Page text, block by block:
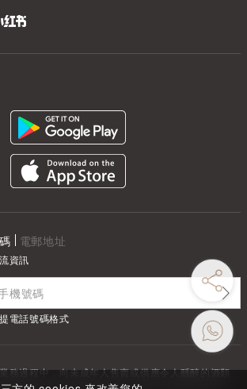
電郵地址
資訊
電話號碼格式
務過程中，向未成年人售賣或供應令人醺醉的酒類
Kong, intoxicating liquor must not be sold or